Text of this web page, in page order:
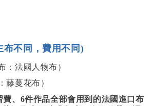
布不同，費用不同)
：法國人物布）
藤蔓花布）
費、6件作品全部會用到的法國進口布